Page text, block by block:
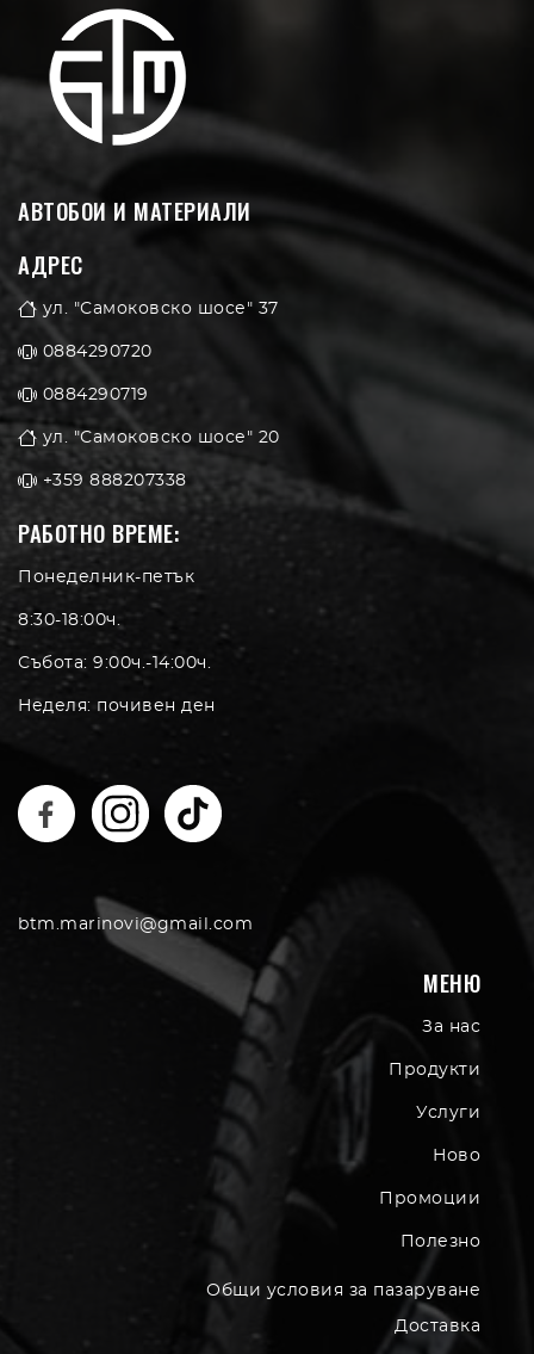
АВТОБОИ И МАТЕРИАЛИ
АДРЕС
ул. "Самоковско шосе" 37
0884290720
0884290719
ул. "Самоковско шосе" 20
+359 888207338
РАБОТНО ВРЕМЕ:
Понеделник-петък
8:30-18:00ч.
Събота: 9:00ч.-14:00ч.
Неделя: почивен ден
btm.marinovi@gmail.com
МЕНЮ
За нас
Продукти
Услуги
Ново
Промоции
Полезно
Общи условия за пазаруване
Доставка